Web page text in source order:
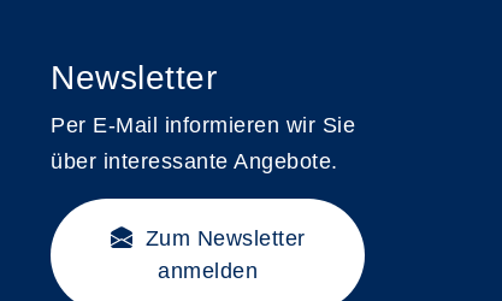
Newsletter
Per E-Mail informieren wir Sie
über interessante Angebote.
Zum Newsletter
anmelden